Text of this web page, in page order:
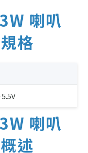
喇叭
格
5.5V
喇叭
述